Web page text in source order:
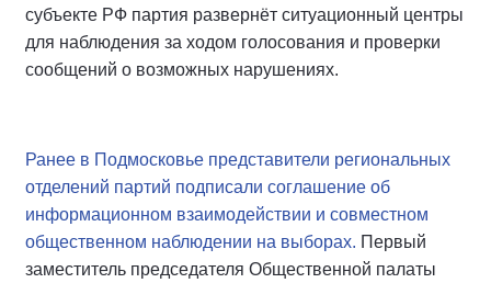
субъекте РФ партия развернёт ситуационный центры
для наблюдения за ходом голосования и проверки
сообщений о возможных нарушениях.
Ранее в Подмосковье представители региональных
отделений партий подписали соглашение об
информационном взаимодействии и совместном
общественном наблюдении на выборах. Первый
заместитель председателя Общественной палаты